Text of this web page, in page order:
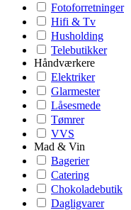
Fotoforretninger
Hifi & Tv
Husholding
Telebutikker
Håndværkere
Elektriker
Glarmester
Låsesmede
Tømrer
VVS
Mad & Vin
Bagerier
Catering
Chokoladebutik
Dagligvarer